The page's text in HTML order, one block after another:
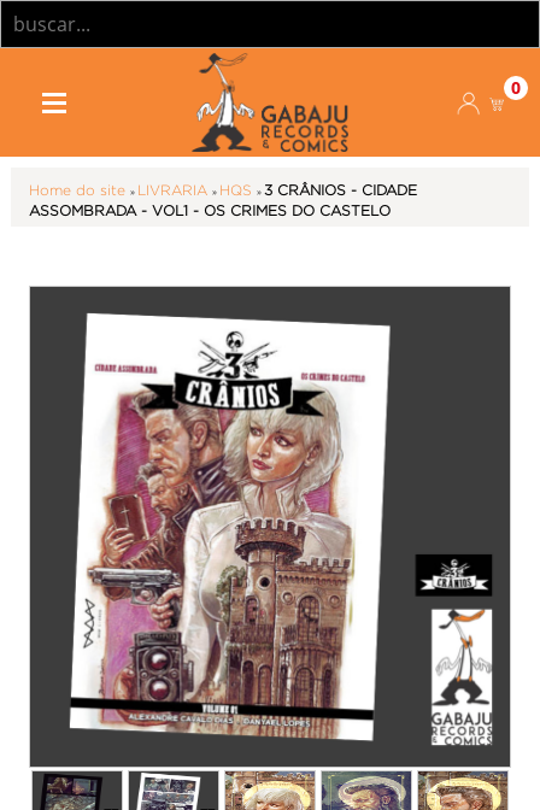
0
Home do site » LIVRARIA » HQS »3 CRÂNIOS - CIDADE
ASSOMBRADA - VOL1 - OS CRIMES DO CASTELO